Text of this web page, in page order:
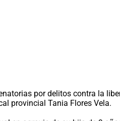
por delitos contra la
provincial Tania Flores Vela.